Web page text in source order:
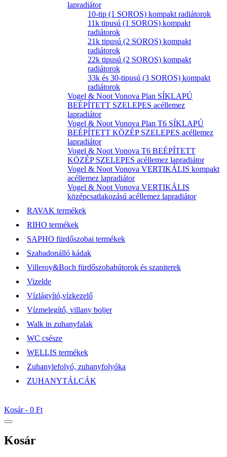
lapradiátor
10-tip (1 SOROS) kompakt radiátorok
11k tipusú (1 SOROS) kompakt
radiátorok
21k tipusú (2 SOROS) kompakt
radiátorok
22k tipusú (2 SOROS) kompakt
radiátorok
33k és 30-tipusú (3 SOROS) kompakt
radiátorok
Vogel & Noot Vonova Plan SÍKLAPÚ
BEÉPÍTETT SZELEPES acéllemez
lapradiátor
Vogel & Noot Vonova Plan T6 SÍKLAPÚ
BEÉPÍTETT KÖZÉP SZELEPES acéllemez
lapradiátor
Vogel & Noot Vonova T6 BEÉPÍTETT
KÖZÉP SZELEPES acéllemez lapradiátor
Vogel & Noot Vonova VERTIKÁLIS kompakt
acéllemez lapradiátor
Vogel & Noot Vonova VERTIKÁLIS
középcsatlakozású acéllemez lapradiátor
RAVAK termékek
RIHO termékek
SAPHO fürdőszobai termékek
Szabadonálló kádak
Villeroy&Boch fürdőszobabútorok és szaniterek
Vizelde
Vízlágyító,vízkezelő
Vízmelegítő, villany boljer
Walk in zuhanyfalak
WC csésze
WELLIS termékek
Zuhanylefolyó, zuhanyfolyóka
ZUHANYTÁLCÁK
Kosár - 0 Ft
Kosár